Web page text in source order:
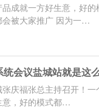
成就一方好生意，好的
会被大家推广 因为一…
统会议盐城站就是这
庆福张总主持召开！
意，好的模式都…